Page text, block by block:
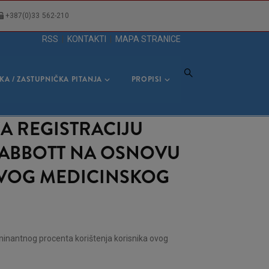
+387(0)33 562-210
RSS KONTAKTI MAPA STRANICE
/ ZASTUPNIČKA PITANJA PROPISI
REGISTRACIJU
NA OSNOVU
MEDICINSKOG
procenta korištenja korisnika ovog